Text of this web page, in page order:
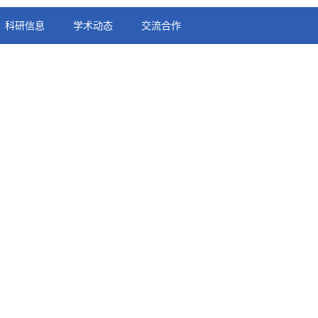
科研信息 学术动态 交流合作